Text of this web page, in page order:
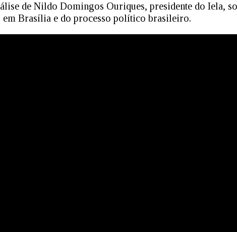
de Nildo Domingos Ouriques, presidente do Iela,
em Brasília e do processo político brasileiro.